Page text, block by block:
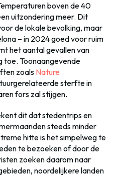
boven de 40
uitzondering meer. Dit
de lokale bevolking, maar
– in 2024 goed voor ruim
het aantal gevallen van
toe. Toonaangevende
zoals Nature
sterfte in
fors zal stijgen.
dit dat stedentrips en
steeds minder
hitte is het simpelweg te
te bezoeken of door de
zoeken daarom naar
noordelijkere landen